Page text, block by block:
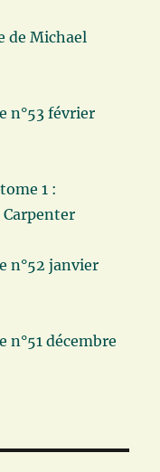
de Michael
n°53 février
1 :
Carpenter
n°52 janvier
n°51 décembre